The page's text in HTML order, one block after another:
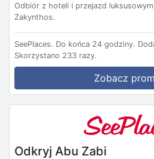
Odbiór z hoteli i przejazd
Zakynthos.
SeePlaces. Do końca 24 godziny.
Skorzystano 233 razy.
Zobacz
Odkryj Abu Zabi